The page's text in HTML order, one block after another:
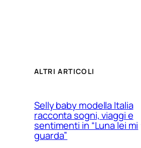
ALTRI ARTICOLI
Selly baby modella Italia
racconta sogni, viaggi e
sentimenti in “Luna lei mi
guarda”